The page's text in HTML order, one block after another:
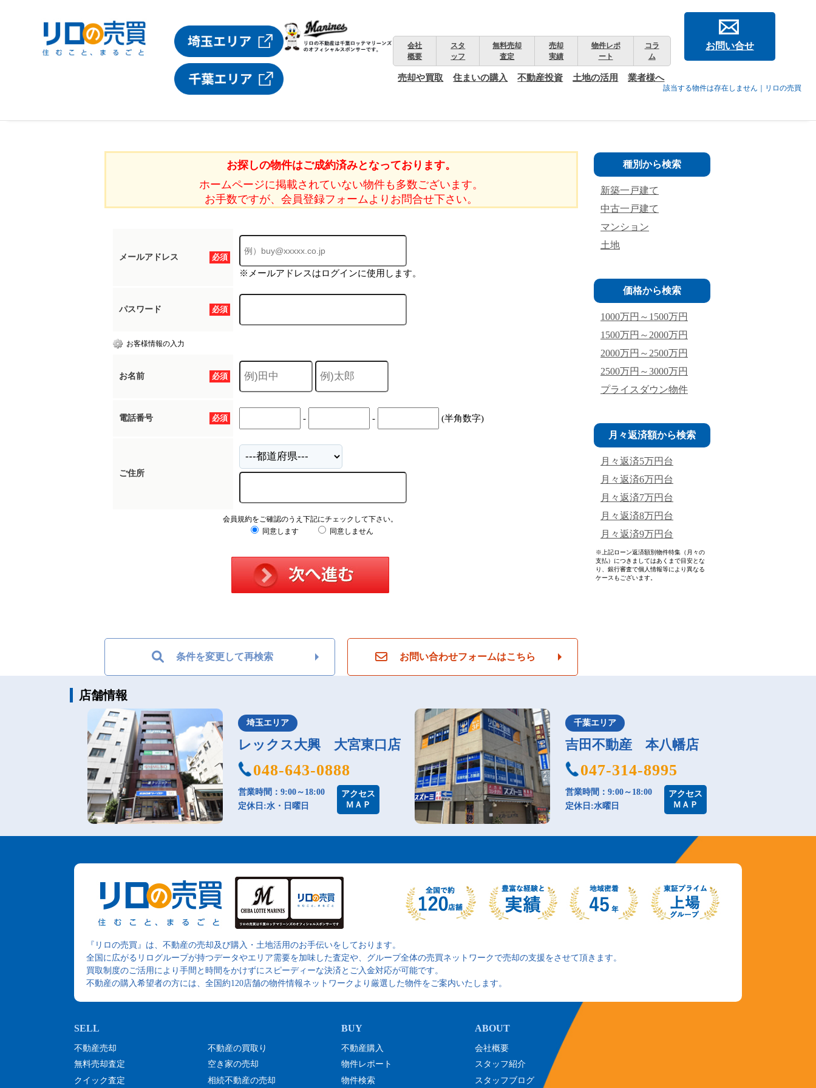
該当する物件は存在しません｜リロの売買
会社
概要
スタ
ッフ
無料売却
査定
売却
実績
物件レポ
ート
コラ
ム
売却や買取 住まいの購入 不動産投資 土地の活用 業者様へ
お問い合せ
お探しの物件はご成約済みとなっております。
ホームページに掲載されていない物件も多数ございます。
お手数ですが、会員登録フォームよりお問合せ下さい。
必須
メールアドレス
※メールアドレスはログインに使用します。
必須
パスワード
お客様情報の入力
必須
お名前
必須
電話番号 - - (半角数字)
ご住所
会員規約をご確認のうえ下記にチェックして下さい。
同意します
同意しません
条件を変更して再検索 お問い合わせフォームはこちら
種別から検索
新築一戸建て
中古一戸建て
マンション
土地
価格から検索
1000万円～1500万円
1500万円～2000万円
2000万円～2500万円
2500万円～3000万円
プライスダウン物件
月々返済額から検索
月々返済5万円台
月々返済6万円台
月々返済7万円台
月々返済8万円台
月々返済9万円台
※上記ローン返済額別物件特集（月々の
支払）につきましてはあくまで目安とな
り、銀行審査で個人情報等により異なる
ケースもございます。
店舗情報
埼玉エリア
レックス大興 大宮東口店
048-643-0888
営業時間：9:00～18:00
定休日:水・日曜日
アクセス
ＭＡＰ
千葉エリア
吉田不動産 本八幡店
047-314-8995
営業時間：9:00～18:00
定休日:水曜日
アクセス
ＭＡＰ
『リロの売買』は、不動産の売却及び購入・土地活用のお手伝いをしております。
全国に広がるリログループが持つデータやエリア需要を加味した査定や、グループ全体の売買ネットワークで売却の支援をさせて頂きます。
買取制度のご活用により手間と時間をかけずにスピーディーな決済とご入金対応が可能です。
不動産の購入希望者の方には、全国約120店舗の物件情報ネットワークより厳選した物件をご案内いたします。
不動産売却
無料売却査定
クイック査定
不動産の買取り
空き家の売却
相続不動産の売却
不動産購入
物件レポート
物件検索
会社概要
スタッフ紹介
スタッフブログ